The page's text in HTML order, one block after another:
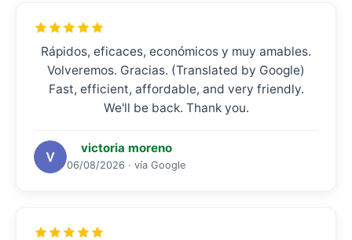
Rápidos, eficaces, económicos y muy amables.
Volveremos. Gracias. (Translated by Google)
Fast, efficient, affordable, and very friendly.
We'll be back. Thank you.
victoria moreno
06/08/2026 · vía Google